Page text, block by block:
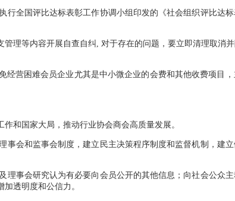
全国评比达标表彰工作协调小组印发的《社会组织评比达
等内容开展自查自纠, 对于存在的问题，要立即清理取消并
营困难会员企业尤其是中小微企业的会费和其他收费项目
和国家大局，推动行业协会商会高质量发展。
会和监事会制度，建立民主决策程序制度和监督机制，建
事会研究认为有必要向会员公开的其他信息；向社会公众
透明度和公信力。